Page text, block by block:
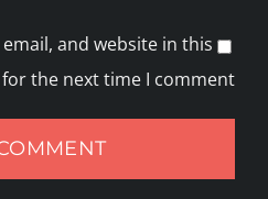
and website in this
the next time I comment.